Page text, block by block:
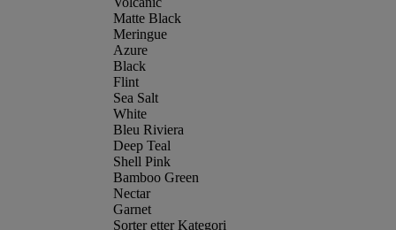
Matte Black
Meringue
Azure
Black
Flint
Sea Salt
White
Bleu Riviera
Deep Teal
Shell Pink
Bamboo Green
Nectar
Garnet
Sorter etter Kategori